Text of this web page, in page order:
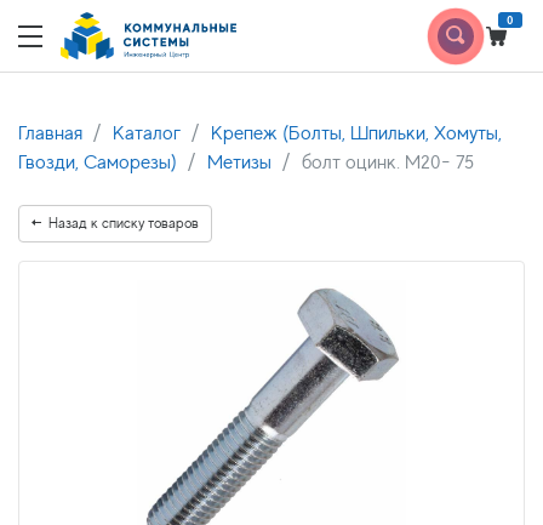
0
Главная Каталог
Крепеж (Болты, Шпильки, Хомуты,
Гвозди, Саморезы)
Метизы болт оцинк. М20- 75
Назад к списку товаров